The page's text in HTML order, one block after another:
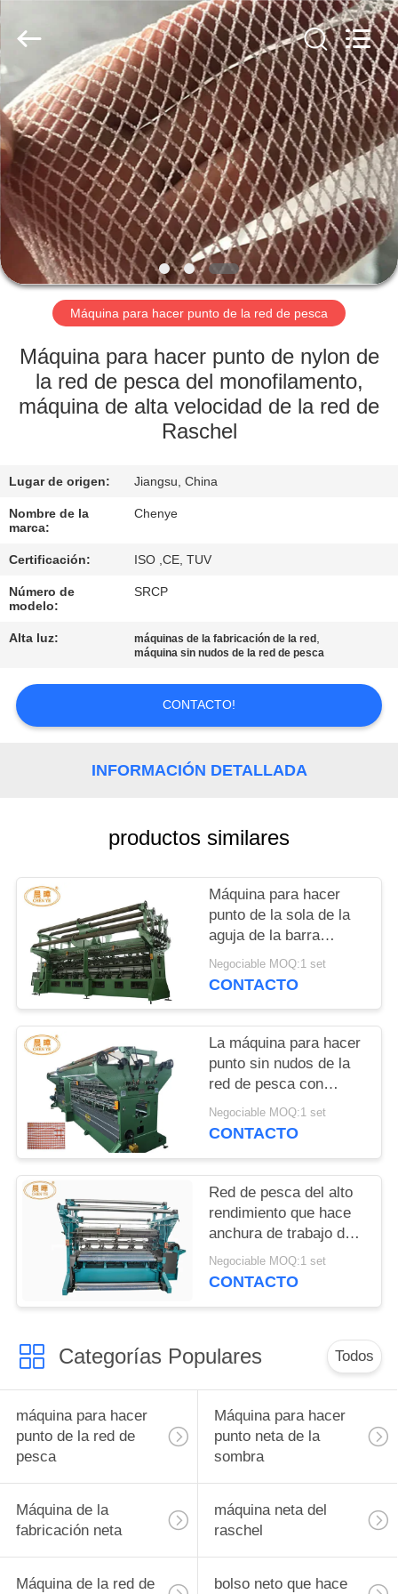
INICIO
PRODUCTOS
SOBRE
NOSOTROS
VISITA
LA
FÁBRICA
CALIDAD
CONTÁCTENOS
SOLICITAR
UNA
COTIZACIÓN
MAPA
POLÍTICA
PRIVACIDAD
Chenye
Warp
Knitting
Co.,
Ltd.
Leave
Messages.
All
Rights
Reserved.
Máquina para hacer punto de la red de pesca
Máquina para hacer punto de nylon de
la red de pesca del monofilamento,
máquina de alta velocidad de la red de
Raschel
Lugar de origen: Jiangsu, China
Nombre de la
marca:
Chenye
Certificación: ISO ,CE, TUV
Número de
modelo:
SRCP
Alta luz: máquinas de la fabricación de la red ,
máquina sin nudos de la red de pesca
CONTACTO!
INFORMACIÓN DETALLADA
productos similares
Máquina para hacer
punto de la sola de la
aguja de la barra
deformación de
Raschel para la
Negociable MOQ:1 set
CONTACTO
La máquina para hacer
punto sin nudos de la
red de pesca con
hilado negativo dejó
apagado el sistema
Negociable MOQ:1 set
CONTACTO
Red de pesca del alto
rendimiento que hace
anchura de trabajo de
la máquina 135 - 260
pulgadas
Negociable MOQ:1 set
CONTACTO
Categorías Populares Todos
máquina para hacer
punto de la red de
pesca
Máquina para hacer
punto neta de la
sombra
Máquina de la
fabricación neta
máquina neta del
raschel
Máquina de la red de bolso neto que hace